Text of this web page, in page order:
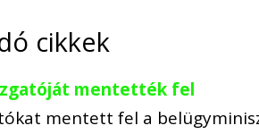
cikkek
mentették fel
mentett fel a